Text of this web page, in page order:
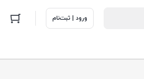
ورود | ثبت‌نام